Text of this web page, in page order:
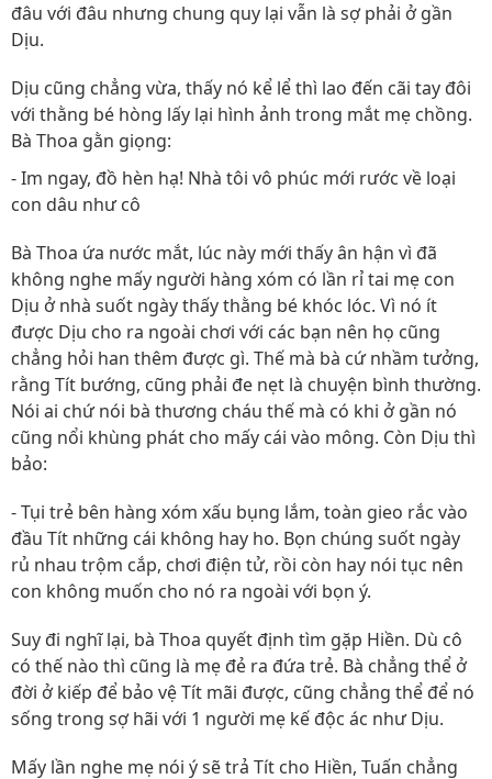
đâu với đâu nhưng chung quy lại vẫn là sợ phải ở gần
Dịu.
Dịu cũng chẳng vừa, thấy nó kể lể thì lao đến cãi tay đôi
với thằng bé hòng lấy lại hình ảnh trong mắt mẹ chồng.
Bà Thoa gằn giọng:
- Im ngay, đồ hèn hạ! Nhà tôi vô phúc mới rước về loại
con dâu như cô
Bà Thoa ứa nước mắt, lúc này mới thấy ân hận vì đã
không nghe mấy người hàng xóm có lần rỉ tai mẹ con
Dịu ở nhà suốt ngày thấy thằng bé khóc lóc. Vì nó ít
được Dịu cho ra ngoài chơi với các bạn nên họ cũng
chẳng hỏi han thêm được gì. Thế mà bà cứ nhầm tưởng,
rằng Tít bướng, cũng phải đe nẹt là chuyện bình thường.
Nói ai chứ nói bà thương cháu thế mà có khi ở gần nó
cũng nổi khùng phát cho mấy cái vào mông. Còn Dịu thì
bảo:
- Tụi trẻ bên hàng xóm xấu bụng lắm, toàn gieo rắc vào
đầu Tít những cái không hay ho. Bọn chúng suốt ngày
rủ nhau trộm cắp, chơi điện tử, rồi còn hay nói tục nên
con không muốn cho nó ra ngoài với bọn ý.
Suy đi nghĩ lại, bà Thoa quyết định tìm gặp Hiền. Dù cô
có thế nào thì cũng là mẹ đẻ ra đứa trẻ. Bà chẳng thể ở
đời ở kiếp để bảo vệ Tít mãi được, cũng chẳng thể để nó
sống trong sợ hãi với 1 người mẹ kế độc ác như Dịu.
Mấy lần nghe mẹ nói ý sẽ trả Tít cho Hiền, Tuấn chẳng